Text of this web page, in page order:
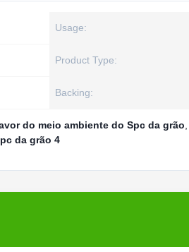
Usage:
Product Type:
Backing:
do meio ambiente do Spc da grão
da grão 4